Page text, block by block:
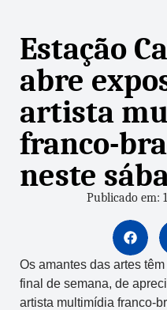
Estação
abre
artista
franco-
neste
Publicado em:
Os amantes das artes
final de semana, de
artista multimídia franco-